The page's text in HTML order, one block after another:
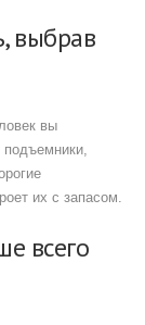
выбрав
вы
их с запасом.
всего